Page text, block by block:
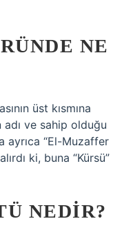
NE
üst kısmına
adı ve sahip olduğu
ayrıca “El-Muzaffer
ki, buna “Kürsü”
NEDIR?